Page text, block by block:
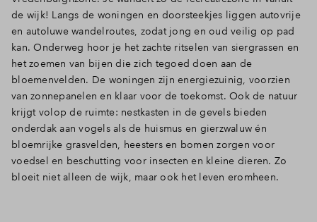
de wijk! Langs de woningen en doorsteekjes liggen autovrije
en autoluwe wandelroutes, zodat jong en oud veilig op pad
kan. Onderweg hoor je het zachte ritselen van siergrassen en
het zoemen van bijen die zich tegoed doen aan de
bloemenvelden. De woningen zijn energiezuinig, voorzien
van zonnepanelen en klaar voor de toekomst. Ook de natuur
krijgt volop de ruimte: nestkasten in de gevels bieden
onderdak aan vogels als de huismus en gierzwaluw én
bloemrijke grasvelden, heesters en bomen zorgen voor
voedsel en beschutting voor insecten en kleine dieren. Zo
bloeit niet alleen de wijk, maar ook het leven eromheen.